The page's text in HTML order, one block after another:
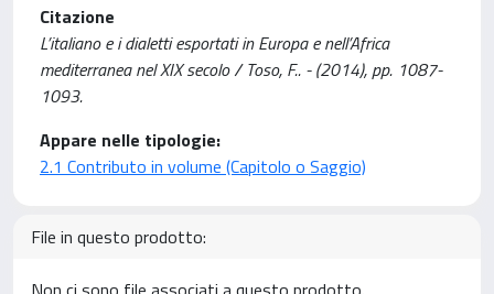
Citazione
L’italiano e i dialetti esportati in Europa e nell’Africa
mediterranea nel XIX secolo / Toso, F.. - (2014), pp. 1087-
1093.
Appare nelle tipologie:
2.1 Contributo in volume (Capitolo o Saggio)
File in questo prodotto: